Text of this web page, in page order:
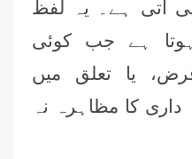
آتی ہے۔ یہ لفظ
ہے جب کوئی
یا تعلق میں
داری کا مظاہرہ نہ